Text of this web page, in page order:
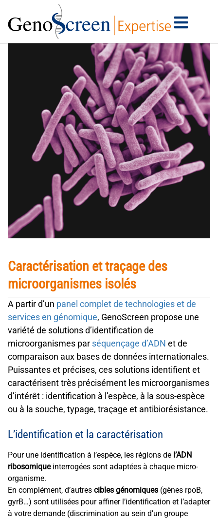
Caractérisation et traçage des
microorganismes isolés
A partir d’un panel complet de technologies et de
services en génomique, GenoScreen propose une
variété de solutions d’identification de
microorganismes par séquençage d’ADN et de
comparaison aux bases de données internationales.
Puissantes et précises, ces solutions identifient et
caractérisent très précisément les microorganismes
d’intérêt : identification à l’espèce, à la sous-espèce
ou à la souche, typage, traçage et antibiorésistance.
L’identification et la caractérisation
Pour une identification à l’espèce, les régions de l’ADN
ribosomiqueinterrogées sont adaptées à chaque micro-
organisme.
En complément, d’autres cibles génomiques (gènes rpoB,
gyrB…) sont utilisées pour affiner l’identification et l’adapter
à votre demande (discrimination au sein d’un groupe